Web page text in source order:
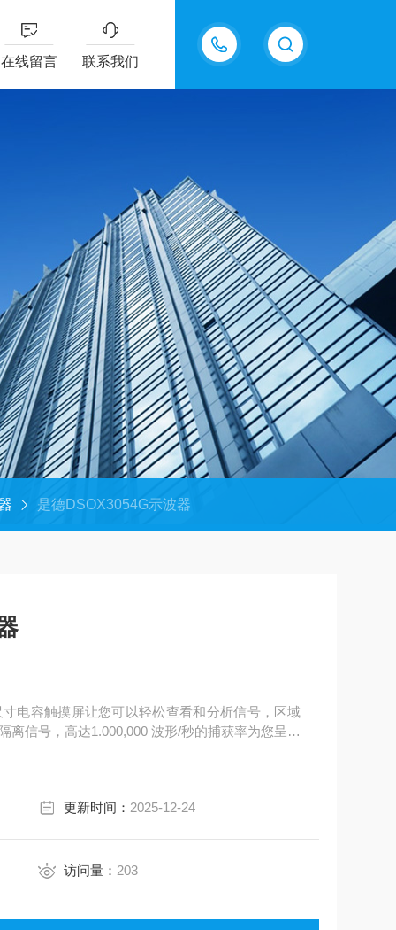
13826505971
在线留言 联系我们
是德DSOX3054G示波器
电容触摸屏让您可以轻松查看和分析信号，区域
离信号，高达1.000,000 波形/秒的捕获率为您呈现
更新时间： 2025-12-24
访问量： 203